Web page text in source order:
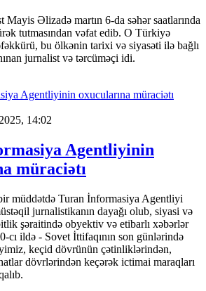
Mayis Əlizadə martın 6-da səhər saatlarında
tutmasından vəfat edib. O Türkiyə
bu ölkənin tarixi və siyasəti ilə bağlı
jurnalist və tərcüməçi idi.
14:02
Agentliyinin
müraciətı
müddətdə Turan İnformasiya Agentliyi
jurnalistikanın dayağı olub, siyasi və
şəraitində obyektiv və etibarlı xəbərlər
cı ildə - Sovet İttifaqının son günlərində
keçid dövrünün çətinliklərindən,
dövrlərindən keçərək ictimai maraqları